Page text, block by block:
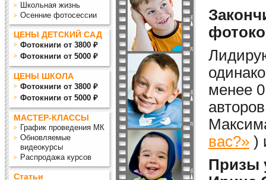
Школьная жизнь
Осенние фотосессии
ЦЕНЫ ДЕТСКИЙ САД
Фотокниги от 3800 ₽
Фотокниги от 5000 ₽
ЦЕНЫ ШКОЛА
Фотокниги от 3800 ₽
Фотокниги от 5000 ₽
МАСТЕР-КЛАССЫ
График проведения МК
Обновляемые
видеокурсы
Распродажа курсов
Статьи
менее
авторов
вас?» )
Призы